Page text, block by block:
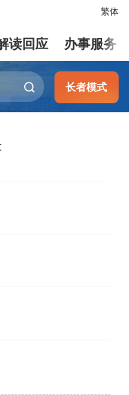
繁体
读回应 办事服务
长者模式